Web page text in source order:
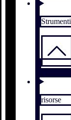
Strumenti
risorse